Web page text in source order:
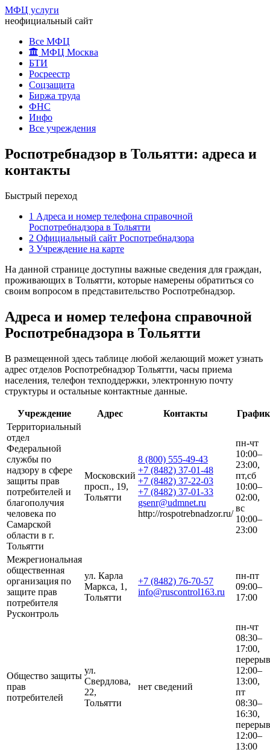
МФЦ услуги
неофициальный сайт
Все МФЦ
МФЦ Москва
БТИ
Росреестр
Соцзащита
Биржа труда
ФНС
Инфо
Все учреждения
Роспотребнадзор в Тольятти: адреса и
контакты
Быстрый переход
1 Адреса и номер телефона справочной
Роспотребнадзора в Тольятти
2 Официальный сайт Роспотребнадзора
3 Учреждение на карте
На данной странице доступны важные сведения для граждан,
проживающих в Тольятти, которые намерены обратиться со
своим вопросом в представительство Роспотребнадзор.
Адреса и номер телефона справочной
Роспотребнадзора в Тольятти
В размещенной здесь таблице любой желающий может узнать
адрес отделов Роспотребнадзор Тольятти, часы приема
населения, телефон техподдержки, электронную почту
структуры и остальные контактные данные.
Учреждение Адрес Контакты
График
Территориальный
отдел
Федеральной
службы по
надзору в сфере
защиты прав
потребителей и
благополучия
человека по
Самарской
области в г.
Тольятти
Московский
просп., 19,
Тольятти
8 (800) 555-49-43
+7 (8482) 37-01-48
+7 (8482) 37-22-03
+7 (8482) 37-01-33
gsenr@udmnet.ru
http://rospotrebnadzor.ru/
пн-чт
10:00–
23:00,
пт,сб
10:00–
02:00,
вс
10:00–
23:00
Межрегиональная
общественная
организация по
защите прав
потребителя
Русконтроль
ул. Карла
Маркса, 1,
Тольятти
+7 (8482) 76-70-57
info@ruscontrol163.ru
пн-пт
09:00–
17:00
Общество защиты
прав
потребителей
ул.
Свердлова,
22,
Тольятти
нет сведений
пн-чт
08:30–
17:00,
перерыв
12:00–
13:00,
пт
08:30–
16:30,
перерыв
12:00–
13:00